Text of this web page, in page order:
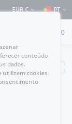
Portugal e para o
EUR € PT
0
conteúdo
dados.
utilizem cookies.